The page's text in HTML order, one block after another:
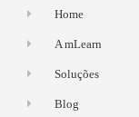
Home
A mLearn
Soluções
Blog